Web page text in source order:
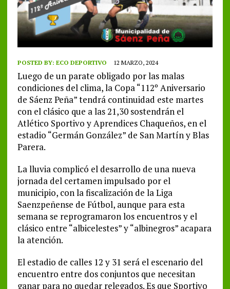
POSTED BY: ECO DEPORTIVO 12 MARZO, 2024
Luego de un parate obligado por las malas
condiciones del clima, la Copa “112º Aniversario
de Sáenz Peña” tendrá continuidad este martes
con el clásico que a las 21,30 sostendrán el
Atlético Sportivo y Aprendices Chaqueños, en el
estadio “Germán González” de San Martín y Blas
Parera.
La lluvia complicó el desarrollo de una nueva
jornada del certamen impulsado por el
municipio, con la fiscalización de la Liga
Saenzpeñense de Fútbol, aunque para esta
semana se reprogramaron los encuentros y el
clásico entre “albicelestes” y “albinegros” acapara
la atención.
El estadio de calles 12 y 31 será el escenario del
encuentro entre dos conjuntos que necesitan
ganar para no quedar relegados. Es que Sportivo